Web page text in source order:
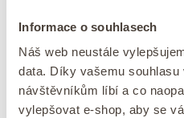
Informace o souhlasech
Náš web neustále
data. Díky vašemu
návštěvníkům líbí a co
vylepšovat e-shop, aby se